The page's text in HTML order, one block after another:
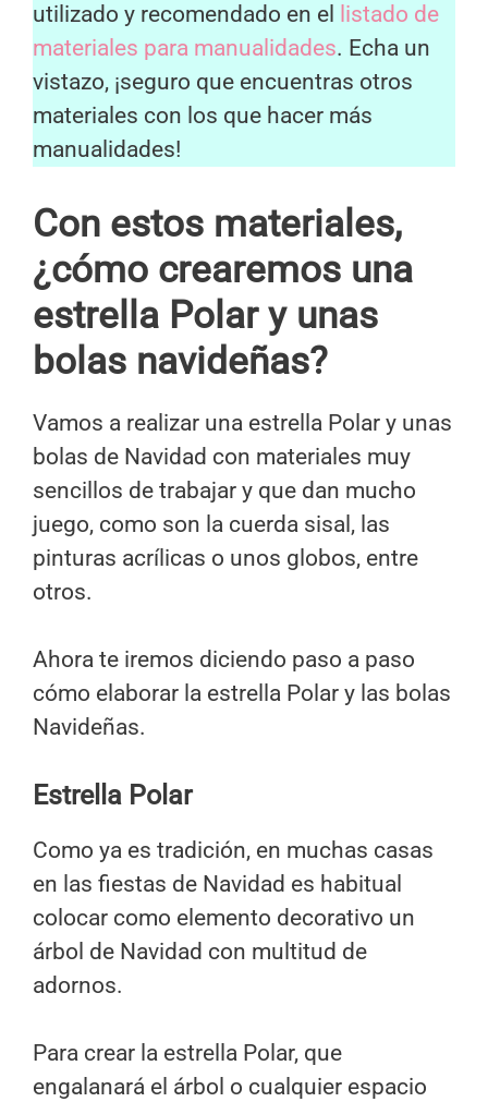
utilizado y recomendado en el
listado de
materiales para manualidades. Echa un
vistazo, ¡seguro que encuentras otros
materiales con los que hacer más
manualidades!
Con estos materiales,
¿cómo crearemos una
estrella Polar y unas
bolas navideñas?
Vamos a realizar una estrella Polar y unas
bolas de Navidad con materiales muy
sencillos de trabajar y que dan mucho
juego, como son la cuerda sisal, las
pinturas acrílicas o unos globos, entre
otros.
Ahora te iremos diciendo paso a paso
cómo elaborar la estrella Polar y las bolas
Navideñas.
Estrella Polar
Como ya es tradición, en muchas casas
en las fiestas de Navidad es habitual
colocar como elemento decorativo un
árbol de Navidad con multitud de
adornos.
Para crear la estrella Polar, que
engalanará el árbol o cualquier espacio